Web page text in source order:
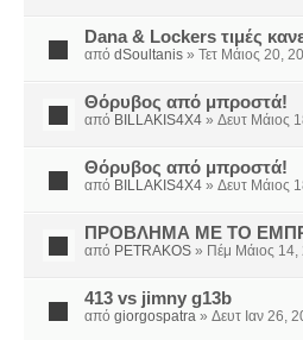
Dana & Lockers τιμές
από dSoultanis » Τετ Μάιος 20,
Θόρυβος από μπροστά!
από BILLAKIS4X4 » Δευτ Μάιος
Θόρυβος από μπροστά!
από BILLAKIS4X4 » Δευτ Μάιος
ΠΡΟΒΛΗΜΑ ΜΕ ΤΟ
από PETRAKOS » Πέμ Μάιος
413 vs jimny g13b
από giorgospatra » Δευτ Ιαν 26,